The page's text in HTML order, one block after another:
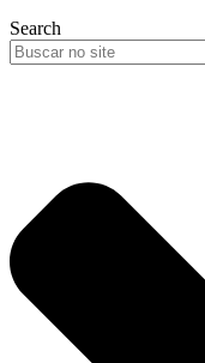
Search